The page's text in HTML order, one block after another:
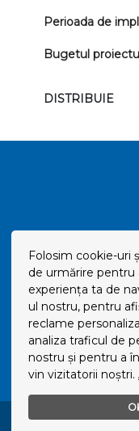
Folosim cookie-uri
de urmărire pentru
experiența ta de
ul nostru, pentru
reclame
analiza traficul de
nostru și pentru a
vin vizitatorii noștri.
Perioada de
Bugetul
DISTRIBUIE
Acest site web a
aparţin autorilor
© Copyright 2026 |